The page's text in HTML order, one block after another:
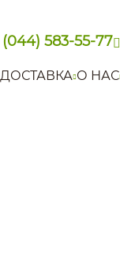
(044) 583-55-77
О НАС